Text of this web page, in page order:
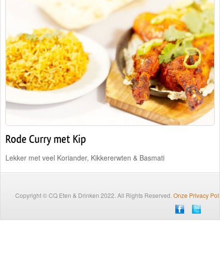
Over ons
Traiteur
Wijn
Contact
Nieuwsbrief
Rode Curry met Kip
Lekker met veel Koriander, Kikkererwten & Basmati
Copyright © CQ Eten & Drinken 2022. All Rights Reserved. Onze Privacy